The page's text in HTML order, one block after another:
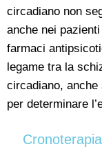
circadiano non
anche nei
farmaci
legame tra la
circadiano,
per determinare